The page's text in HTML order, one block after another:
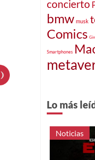
concierto
bmw musk
Comics
Smartphones
Lo más
Noticias